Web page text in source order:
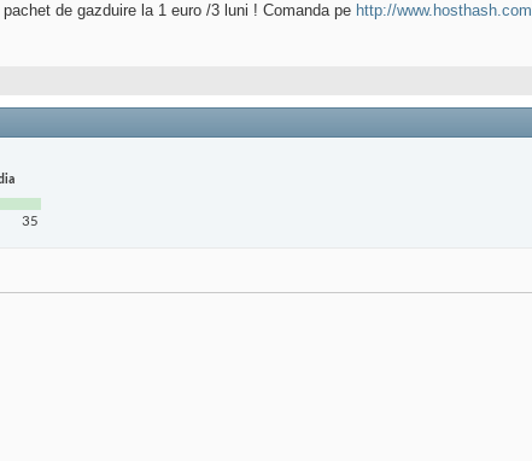
de gazduire la 1 euro /3 luni ! Comanda pe http://www.hosthash.com
35